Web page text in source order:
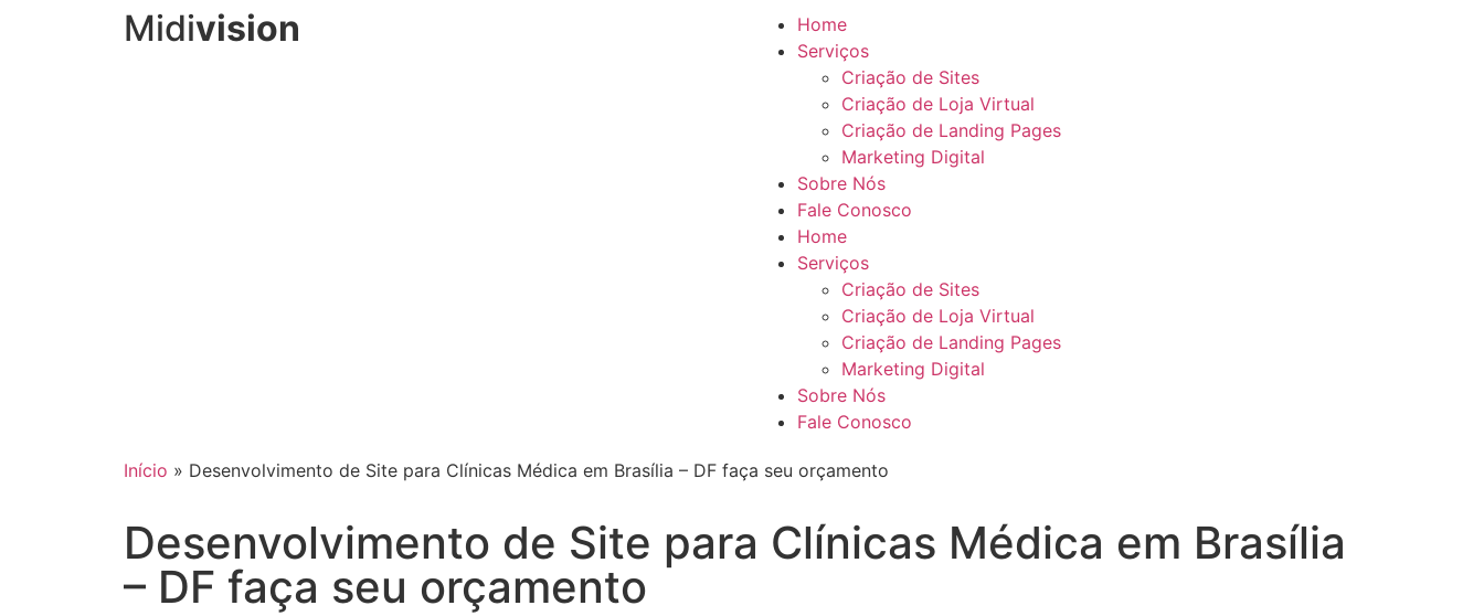
Midivision
Home
Serviços
Criação de Sites
Criação de Loja Virtual
Criação de Landing Pages
Marketing Digital
Sobre Nós
Fale Conosco
Home
Serviços
Criação de Sites
Criação de Loja Virtual
Criação de Landing Pages
Marketing Digital
Sobre Nós
Fale Conosco
Início » Desenvolvimento de Site para Clínicas Médica em Brasília – DF faça seu orçamento
Desenvolvimento de Site para Clínicas Médica em Brasília
– DF faça seu orçamento